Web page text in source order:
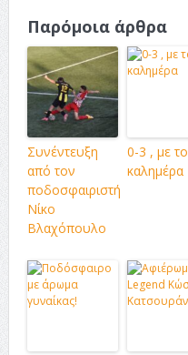
Παρόμοια άρθρα
Συνέντευξη
από τον
ποδοσφαιριστή
Νίκο
Βλαχόπουλο
0-3 , με το
καλημέρα